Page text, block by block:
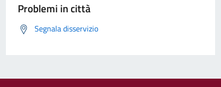
Problemi in città
Segnala disservizio